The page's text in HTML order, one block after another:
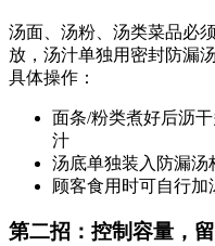
汤面、汤粉、汤类菜品必
放，汤汁单独用密封防漏
具体操作：
面条/粉类煮好后沥
汁
汤底单独装入防漏汤
顾客食用时可自行加
第二招：控制容量，